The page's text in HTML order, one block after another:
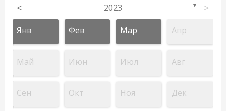
< 2023 ▼ >
Янв Фев Мар Апр
Май Июн Июл Авг
Сен Окт Ноя Дек